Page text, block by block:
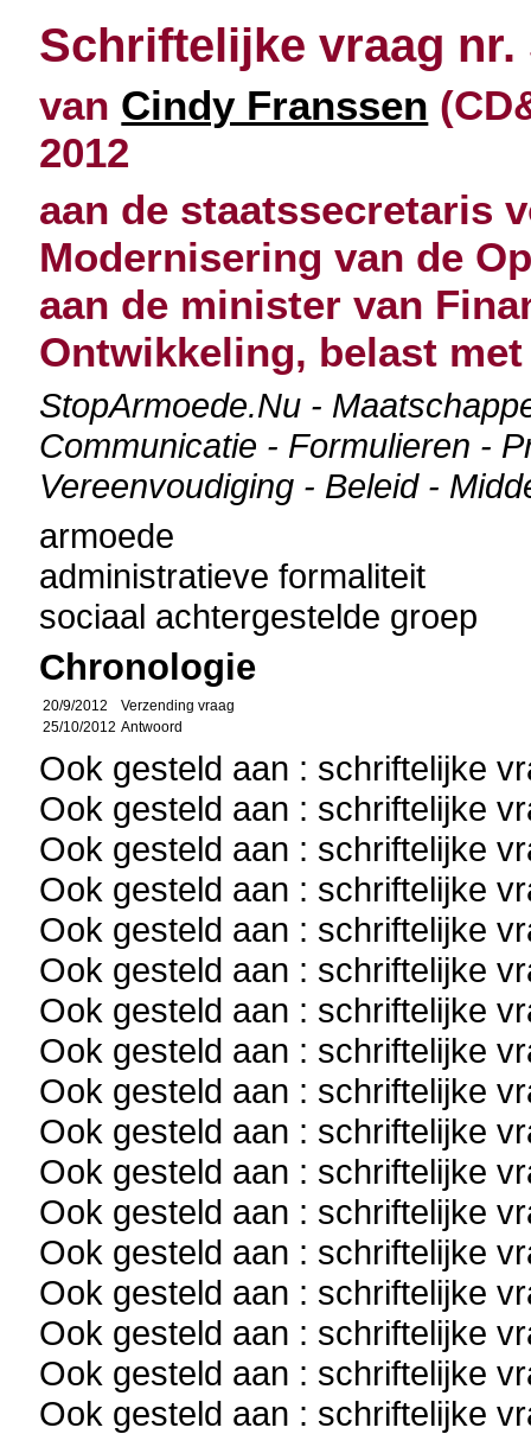
Schriftelijke vraag nr.
van Cindy Franssen
2012
aan de staatssecretaris
Modernisering van de
aan de minister van
Ontwikkeling, belast
StopArmoede.Nu -
Communicatie - Formulieren -
Vereenvoudiging - Beleid -
armoede
administratieve formaliteit
sociaal achtergestelde groep
Chronologie
20/9/2012
Verzending vraag
25/10/2012 Antwoord
Ook gesteld aan : schriftelijke
Ook gesteld aan : schriftelijke
Ook gesteld aan : schriftelijke
Ook gesteld aan : schriftelijke
Ook gesteld aan : schriftelijke
Ook gesteld aan : schriftelijke
Ook gesteld aan : schriftelijke
Ook gesteld aan : schriftelijke
Ook gesteld aan : schriftelijke
Ook gesteld aan : schriftelijke
Ook gesteld aan : schriftelijke
Ook gesteld aan : schriftelijke
Ook gesteld aan : schriftelijke
Ook gesteld aan : schriftelijke
Ook gesteld aan : schriftelijke
Ook gesteld aan : schriftelijke
Ook gesteld aan : schriftelijke